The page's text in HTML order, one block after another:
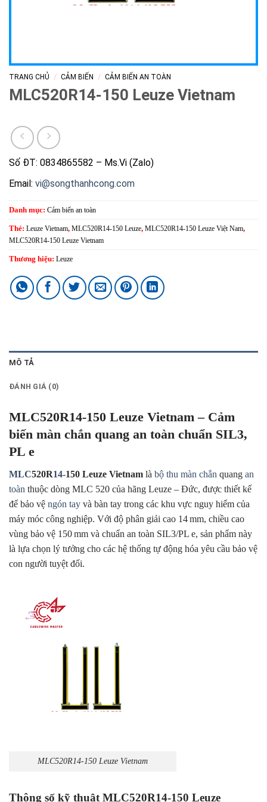
TRANG CHỦ / CẢM BIẾN / CẢM BIẾN AN TOÀN
MLC520R14-150 Leuze Vietnam
Số ĐT: 0834865582 – Ms.Vi (Zalo)
Email: vi@songthanhcong.com
Danh mục: Cảm biến an toàn
Thẻ: Leuze Vietnam, MLC520R14-150 Leuze, MLC520R14-150 Leuze Việt Nam,
MLC520R14-150 Leuze Vietnam
Thương hiệu: Leuze
MÔ TẢ
ĐÁNH GIÁ (0)
MLC520R14-150 Leuze Vietnam – Cảm
biến màn chắn quang an toàn chuẩn SIL3,
PL e
MLC520R14-150 Leuze Vietnam là bộ thu màn chắn quang an
toàn thuộc dòng MLC 520 của hãng Leuze – Đức, được thiết kế
để bảo vệ ngón tay và bàn tay trong các khu vực nguy hiểm của
máy móc công nghiệp. Với độ phân giải cao 14 mm, chiều cao
vùng bảo vệ 150 mm và chuẩn an toàn SIL3/PL e, sản phẩm này
là lựa chọn lý tưởng cho các hệ thống tự động hóa yêu cầu bảo vệ
con người tuyệt đối.
MLC520R14-150 Leuze Vietnam
Thông số kỹ thuật MLC520R14-150 Leuze